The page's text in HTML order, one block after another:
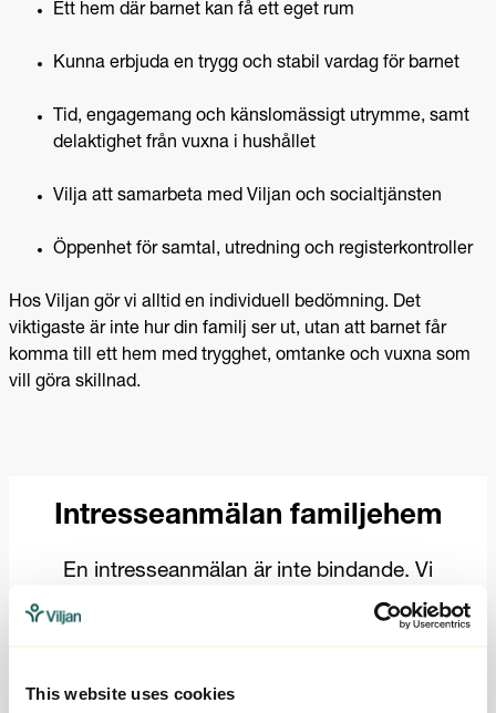
This website uses cookies
Ett hem där barnet kan få ett eget rum
Kunna erbjuda en trygg och stabil vardag för barnet
Tid, engagemang och känslomässigt utrymme, samt
delaktighet från vuxna i hushållet
Vilja att samarbeta med Viljan och socialtjänsten
Öppenhet för samtal, utredning och registerkontroller
Hos Viljan gör vi alltid en individuell bedömning. Det
viktigaste är inte hur din familj ser ut, utan att barnet får
komma till ett hem med trygghet, omtanke och vuxna som
vill göra skillnad.